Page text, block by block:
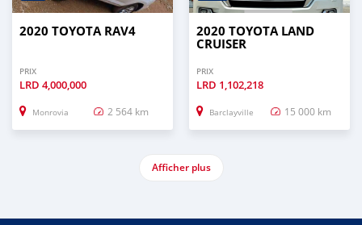
2020 TOYOTA RAV4
PRIX
LRD 4,000,000
Monrovia 2 564 km
2020 TOYOTA LAND
CRUISER
PRIX
LRD 1,102,218
Barclayville 15 000 km
Afficher plus